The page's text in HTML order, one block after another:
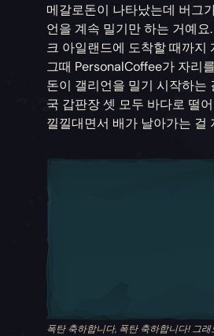
메갈로돈이 나타났는데 버그
언을 계속 밀기만 하는 거예요
크 아일랜드에 도착할 때까지
그때 PersonalCoffee가 자리
돈이 갤리언을 밀기 시작하는
국 갑판장 셋 모두 바다로 떨
낄낄대면서 배가 날아가는 걸
폭탄 축하합니다, 폭탄 축하합니다! 그